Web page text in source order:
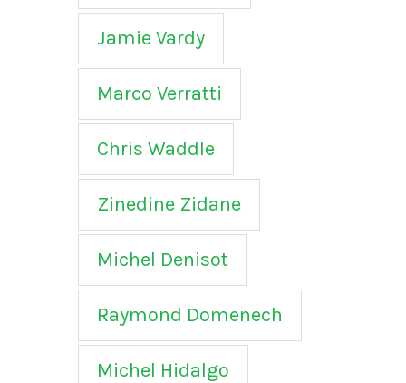
Jamie Vardy
Marco Verratti
Chris Waddle
Zinedine Zidane
Michel Denisot
Raymond Domenech
Michel Hidalgo